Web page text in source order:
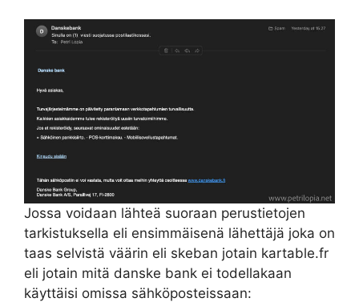
Jossa voidaan lähteä suoraan perustietojen
tarkistuksella eli ensimmäisenä lähettäjä joka on
taas selvistä väärin eli skeban jotain kartable.fr
eli jotain mitä danske bank ei todellakaan
käyttäisi omissa sähköposteissaan: